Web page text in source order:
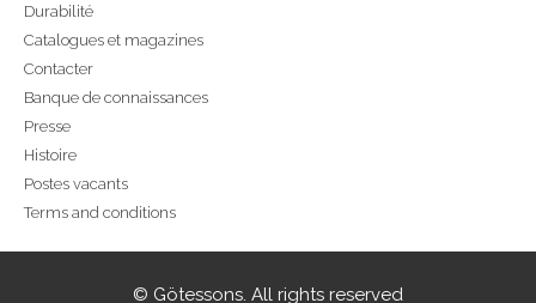
Durabilité
Catalogues et magazines
Contacter
Banque de connaissances
Presse
Histoire
Postes vacants
Terms and conditions
© Götessons. All rights reserved